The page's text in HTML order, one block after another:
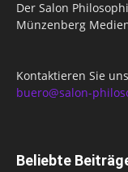
Der Salon
Münzenberg
Kontaktieren Sie
buero@salon-
Beliebte